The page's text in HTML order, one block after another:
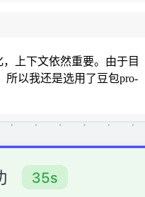
上下文依然重要。由于目
所以我还是选用了豆包pro-